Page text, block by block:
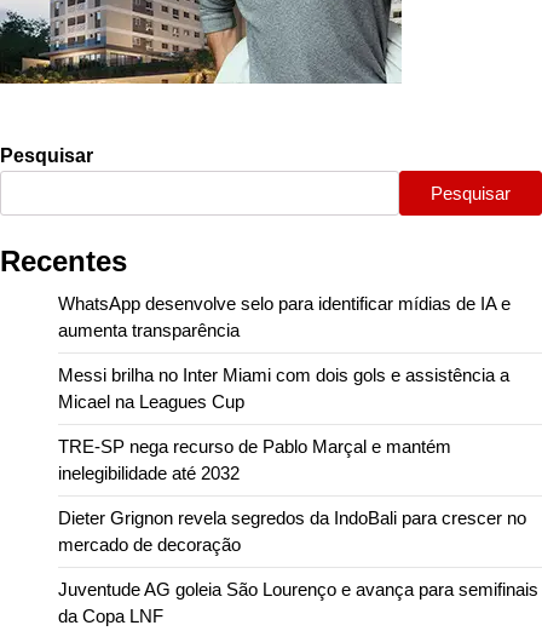
Pesquisar
Pesquisar
Recentes
WhatsApp desenvolve selo para identificar mídias de IA e
aumenta transparência
Messi brilha no Inter Miami com dois gols e assistência a
Micael na Leagues Cup
TRE-SP nega recurso de Pablo Marçal e mantém
inelegibilidade até 2032
Dieter Grignon revela segredos da IndoBali para crescer no
mercado de decoração
Juventude AG goleia São Lourenço e avança para semifinais
da Copa LNF